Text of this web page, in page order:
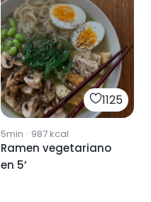
1125
5min · 987kcal
Ramen vegetariano
en 5’